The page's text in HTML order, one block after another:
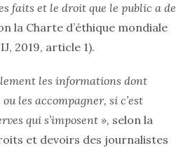
faits et le droit que le public a de
la Charte d’éthique mondiale
2019, article 1).
les informations dont
les accompagner, si c’est
qui s’imposent », selon la
et devoirs des journalistes